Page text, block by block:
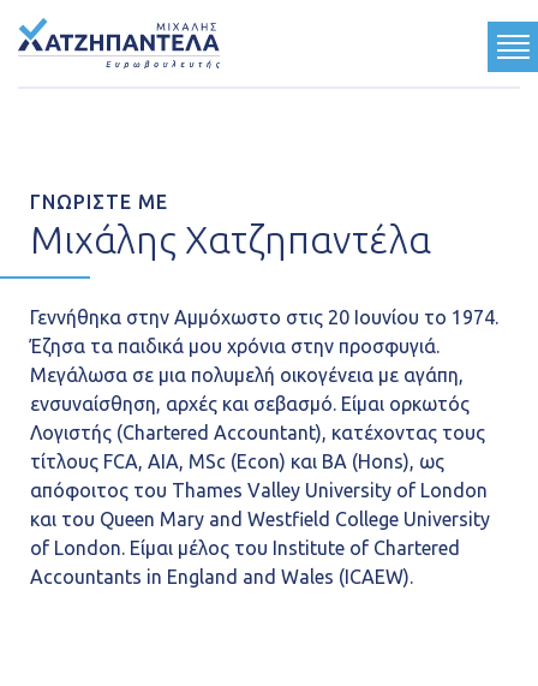
ΤΟ ΕΡΓΟ ΜΟΥ
ΤΟ ΟΡΑΜΑ ΜΟΥ
Ανακοινώσεις
Κοινωνικές Δραστηριότητες
Multimedia
Τύπος
Επικοινωνία
ΓΝΩΡΙΣΤΕ ΜΕ
Μιχάλης Χατζηπαντέλα
Γεννήθηκα στην Αμμόχωστο στις 20 Ιουνίου το 1974.
Έζησα τα παιδικά μου χρόνια στην προσφυγιά.
Μεγάλωσα σε μια πολυμελή οικογένεια με αγάπη,
ενσυναίσθηση, αρχές και σεβασμό. Είμαι ορκωτός
Λογιστής (Chartered Accountant), κατέχοντας τους
τίτλους FCA, AIA, MSc (Econ) και BA (Hons), ως
απόφοιτος του Thames Valley University of London
και του Queen Mary and Westfield College University
of London. Είμαι μέλος του Institute of Chartered
Accountants in England and Wales (ICAEW).